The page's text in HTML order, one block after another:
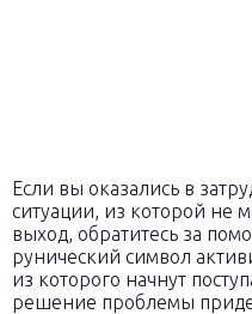
Если вы оказались в
ситуации, из которой не
выход, обратитесь за
рунический символ
из которого начнут
решение проблемы